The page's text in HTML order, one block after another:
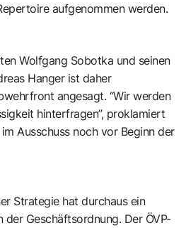
aufgenommen werden.
Wolfgang Sobotka und seinen
Hanger ist daher
angesagt. “Wir werden
hinterfragen”, proklamiert
Ausschuss noch vor Beginn der
Strategie hat durchaus ein
der Geschäftsordnung. Der ÖVP-